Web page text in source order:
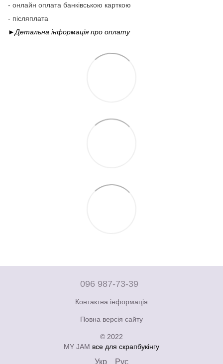
- онлайн оплата банківською карткою
- післяплата
►Детальна інформація про оплату
096 987-73-39
Контактна інформація
Повна версія сайту
© 2022
MY JAM все для скрапбукінгу
Укр Рус